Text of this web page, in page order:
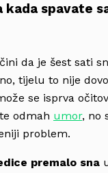
kada spavate
da je šest sati
tijelu to nije
se isprva
odmah umor, no
problem.
premalo sna